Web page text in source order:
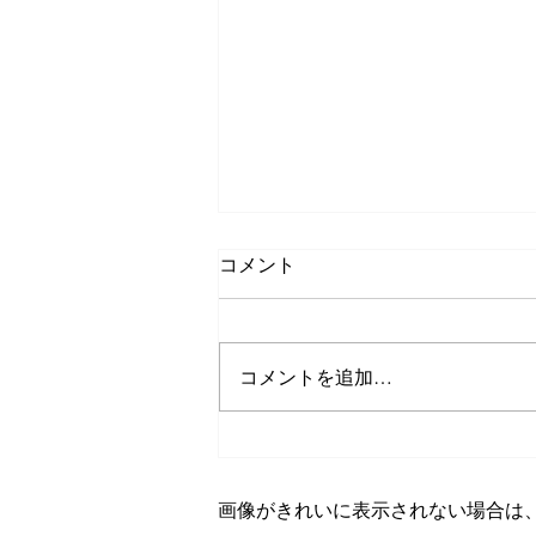
2025年餅つき大会
コメント
コメントを追加…
画像がきれいに表示されない場合は